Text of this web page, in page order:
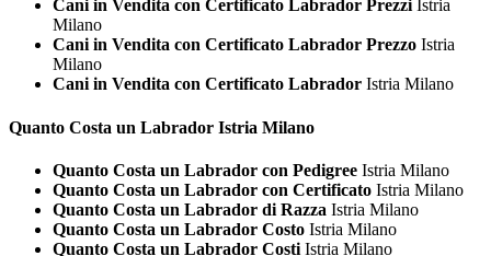
Cani in Vendita con Certificato Labrador Prezzi Istria
Milano
Cani in Vendita con Certificato Labrador Prezzo Istria
Milano
Cani in Vendita con Certificato Labrador Istria Milano
Quanto Costa un Labrador Istria Milano
Quanto Costa un Labrador con Pedigree Istria Milano
Quanto Costa un Labrador con Certificato Istria Milano
Quanto Costa un Labrador di Razza Istria Milano
Quanto Costa un Labrador Costo Istria Milano
Quanto Costa un Labrador Costi Istria Milano